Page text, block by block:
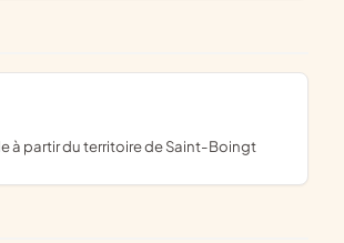
à partir du territoire de Saint-Boingt